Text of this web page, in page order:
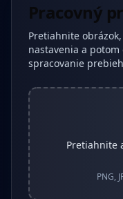
Pracovný
Pretiahnite
nastavenia a potom
spracovanie
Pretiahnite
PNG,